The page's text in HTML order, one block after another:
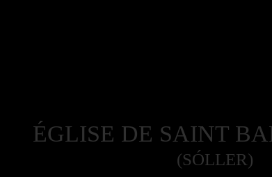
ÉGLISE DE SAINT
(SÓLLER)